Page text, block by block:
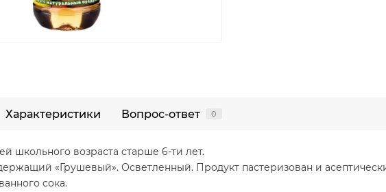
Характеристики Вопрос-ответ 0
школьного возраста старше 6-ти лет.
«Грушевый». Осветленный. Продукт пастеризован и
сока.